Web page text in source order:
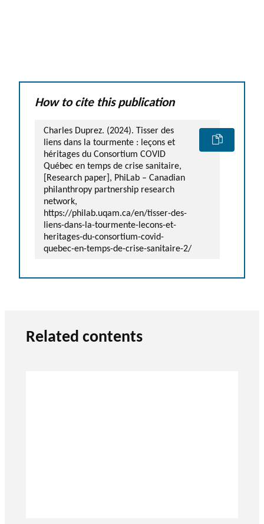
How to cite this publication
Charles Duprez. (2024). Tisser des
liens dans la tourmente : leçons et
héritages du Consortium COVID
Québec en temps de crise sanitaire,
[Research paper], PhiLab – Canadian
philanthropy partnership research
network,
https://philab.uqam.ca/en/tisser-des-
liens-dans-la-tourmente-lecons-et-
heritages-du-consortium-covid-
quebec-en-temps-de-crise-sanitaire-2/
Related contents